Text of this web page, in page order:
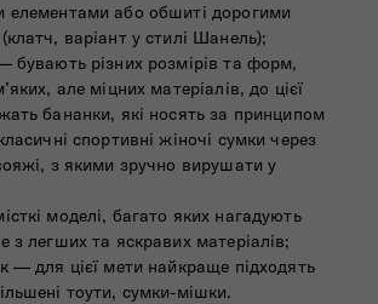
елементами або обшиті дорогими
варіант у стилі Шанель);
бувають різних розмірів та форм,
але міцних матеріалів, до цієї
бананки, які носять за принципом
спортивні жіночі сумки через
з якими зручно вирушати у
моделі, багато яких нагадують
з легших та яскравих матеріалів;
— для цієї мети найкраще підходять
тоути, сумки-мішки.